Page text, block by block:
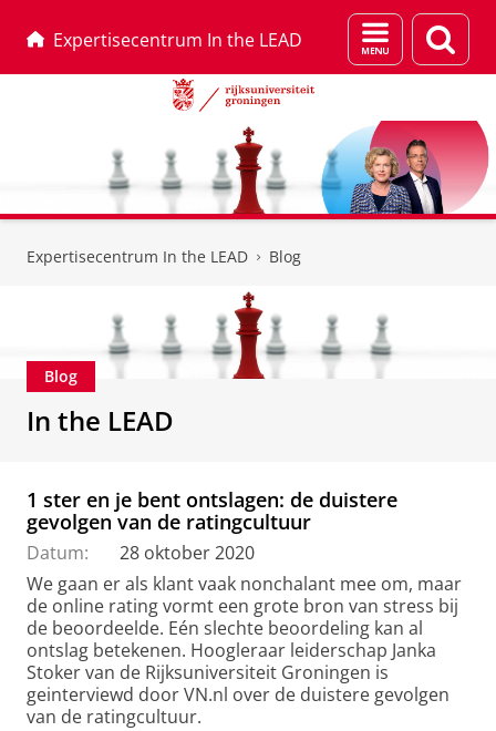
Expertisecentrum In the LEAD
Menu
en
Expertisecentrum In the LEAD Blog
Blog
In the LEAD
1 ster en je bent ontslagen: de duistere
gevolgen van de ratingcultuur
Datum:
28 oktober 2020
We gaan er als klant vaak nonchalant mee om, maar
de online rating vormt een grote bron van stress bij
de beoordeelde. Eén slechte beoordeling kan al
ontslag betekenen. Hoogleraar leiderschap Janka
Stoker van de Rijksuniversiteit Groningen is
geinterviewd door VN.nl over de duistere gevolgen
van de ratingcultuur.